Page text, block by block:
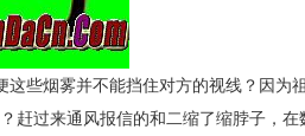
些烟雾并不能挡住对方的视线？因为
赶过来通风报信的和二缩了缩脖子，